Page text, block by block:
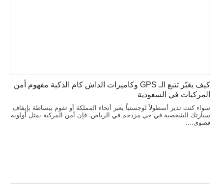
كيف يغيّر تتبع الـ GPS وكاميرات الداش كام الذكية مفهوم أمن
المركبات في السعودية
سواء كنت تدير أسطولاً لوجستياً يعبر أنحاء المملكة أو تقوم ببساطة بإيقاف
سيارتك الشخصية في حي مزدحم في الرياض، فإن أمن المركبة يمثل أولوية
قصوى....